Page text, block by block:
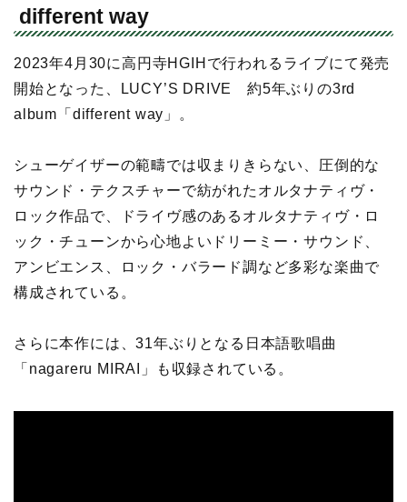
different way
2023年4月30に高円寺HGIHで行われるライブにて発売
開始となった、LUCY’S DRIVE 約5年ぶりの3rd
album「different way」。
シューゲイザーの範疇では収まりきらない、圧倒的な
サウンド・テクスチャーで紡がれたオルタナティヴ・
ロック作品で、ドライヴ感のあるオルタナティヴ・ロ
ック・チューンから心地よいドリーミー・サウンド、
アンビエンス、ロック・バラード調など多彩な楽曲で
構成されている。
さらに本作には、31年ぶりとなる日本語歌唱曲
「nagareru MIRAI」も収録されている。